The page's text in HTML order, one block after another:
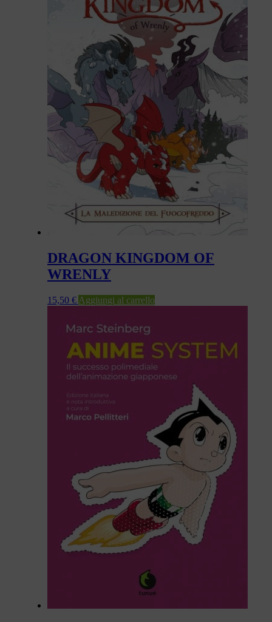
DRAGON KINGDOM OF
WRENLY
15,50 € Aggiungi al carrello